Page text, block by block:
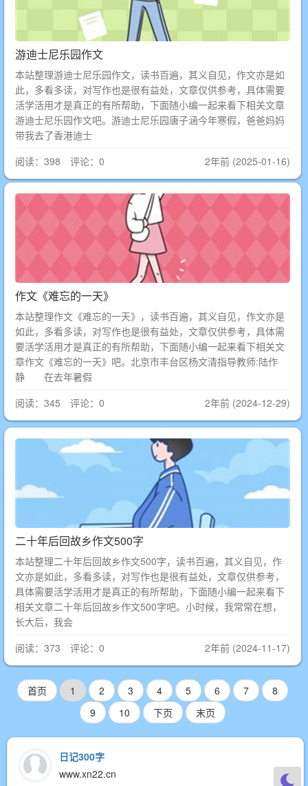
游迪士尼乐园作文
本站整理游迪士尼乐园作文，读书百遍，其义自见，作文亦是如
此，多看多读，对写作也是很有益处，文章仅供参考，具体需要
活学活用才是真正的有所帮助，下面随小编一起来看下相关文章
游迪士尼乐园作文吧。游迪士尼乐园唐子涵今年寒假，爸爸妈妈
带我去了香港迪士
阅读：398 评论：0
2年前 (2025-01-16)
作文《难忘的一天》
本站整理作文《难忘的一天》，读书百遍，其义自见，作文亦是
如此，多看多读，对写作也是很有益处，文章仅供参考，具体需
要活学活用才是真正的有所帮助，下面随小编一起来看下相关文
章作文《难忘的一天》吧。北京市丰台区杨文清指导教师:陆作
静 在去年暑假
阅读：345 评论：0
2年前 (2024-12-29)
二十年后回故乡作文500字
本站整理二十年后回故乡作文500字，读书百遍，其义自见，作
文亦是如此，多看多读，对写作也是很有益处，文章仅供参考，
具体需要活学活用才是真正的有所帮助，下面随小编一起来看下
相关文章二十年后回故乡作文500字吧。小时候，我常常在想，
长大后，我会
阅读：373 评论：0
2年前 (2024-11-17)
首页 1 2 3 4 5 6 7
8
9
10 下页 末页
日记300字
www.xn22.cn